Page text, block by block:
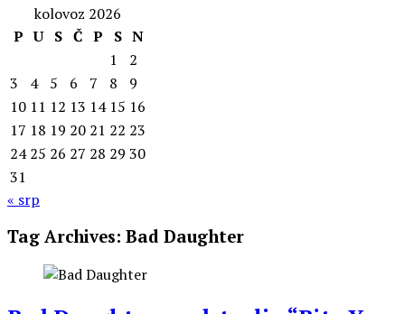
kolovoz 2026
P U S Č P S N
1
2
3
4 5 6 7 8
9
10 11 12 13 14 15 16
17 18 19 20 21 22 23
24 25 26 27 28 29 30
31
« srp
Tag Archives: Bad Daughter